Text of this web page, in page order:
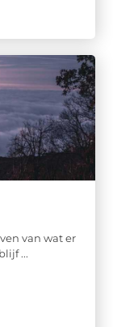
van wat er
...